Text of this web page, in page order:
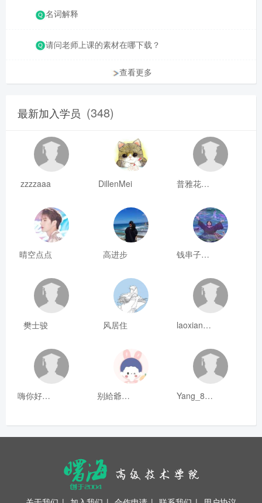
名词解释
请问老师上课的素材在哪下载？
查看更多
最新加入学员 (348)
zzzzaaa DillenMei 普雅花qya
晴空点点 高进步 钱串子123
樊士骏 风居住 laoxianrou
嗨你好8mm 别給爺装纯 Yang_811